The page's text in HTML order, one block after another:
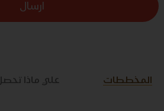
ارسال
المخططات علي ماذا تحصل